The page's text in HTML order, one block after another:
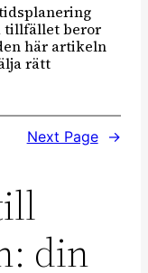
tillfället beror
här artikeln
rätt
Next Page →
din